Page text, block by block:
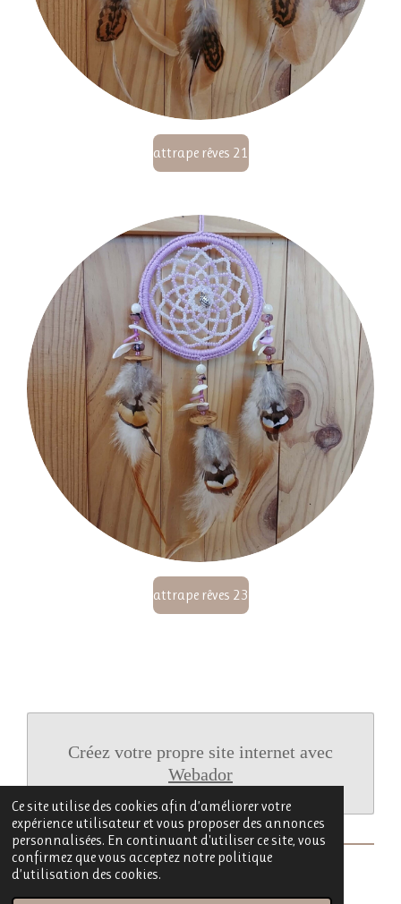
Ce site utilise des cookies afin d’améliorer votre
expérience utilisateur et vous proposer des annonces
personnalisées. En continuant d'utiliser ce site, vous
confirmez que vous acceptez notre politique
d’utilisation des cookies.
attrape rêves 21
attrape rêves 23
Créez votre propre site internet avec
Webador
© 2022 - 2026 Babézaza